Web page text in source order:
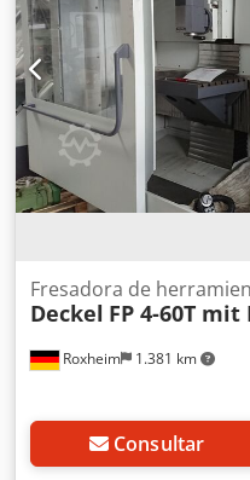
4.000 mm/min Avance
mm/min Eje y: 5.000 mm/
Almacén de herramientas:
Equipamiento/Accesorios:
diversos adaptadores
reparada, faltan las
Estado: bueno Conexión:
Dimensiones: 2.400 x 3.200
Roxheim 1.381 km
Fresadora de
Deckel FP 4-60T mit
Consultar